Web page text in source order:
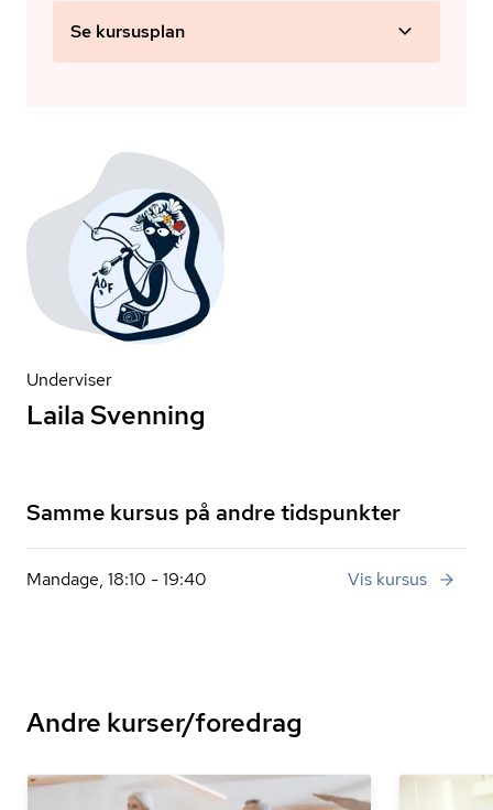
Se kursusplan
Underviser
Laila Svenning
Samme kursus på andre tidspunkter
Mandage, 18:10 - 19:40 Vis kursus
Andre kurser/foredrag